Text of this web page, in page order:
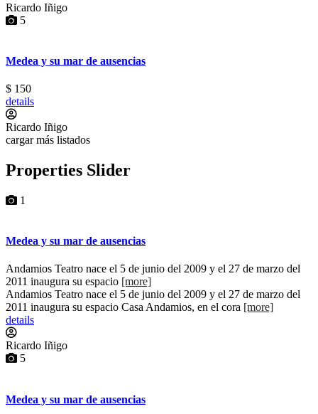
Ricardo Iñigo
5
Medea y su mar de ausencias
$ 150
details
Ricardo Iñigo
cargar más listados
Properties Slider
1
Medea y su mar de ausencias
Andamios Teatro nace el 5 de junio del 2009 y el 27 de marzo del
2011 inaugura su espacio [more]
Andamios Teatro nace el 5 de junio del 2009 y el 27 de marzo del
2011 inaugura su espacio Casa Andamios, en el cora [more]
details
Ricardo Iñigo
5
Medea y su mar de ausencias